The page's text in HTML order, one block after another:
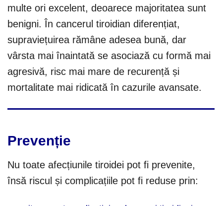
multe ori excelent, deoarece majoritatea sunt
benigni. În cancerul tiroidian diferențiat,
supraviețuirea rămâne adesea bună, dar
vârsta mai înaintată se asociază cu formă mai
agresivă, risc mai mare de recurență și
mortalitate mai ridicată în cazurile avansate.
Prevenție
Nu toate afecțiunile tiroidei pot fi prevenite,
însă riscul și complicațiile pot fi reduse prin: